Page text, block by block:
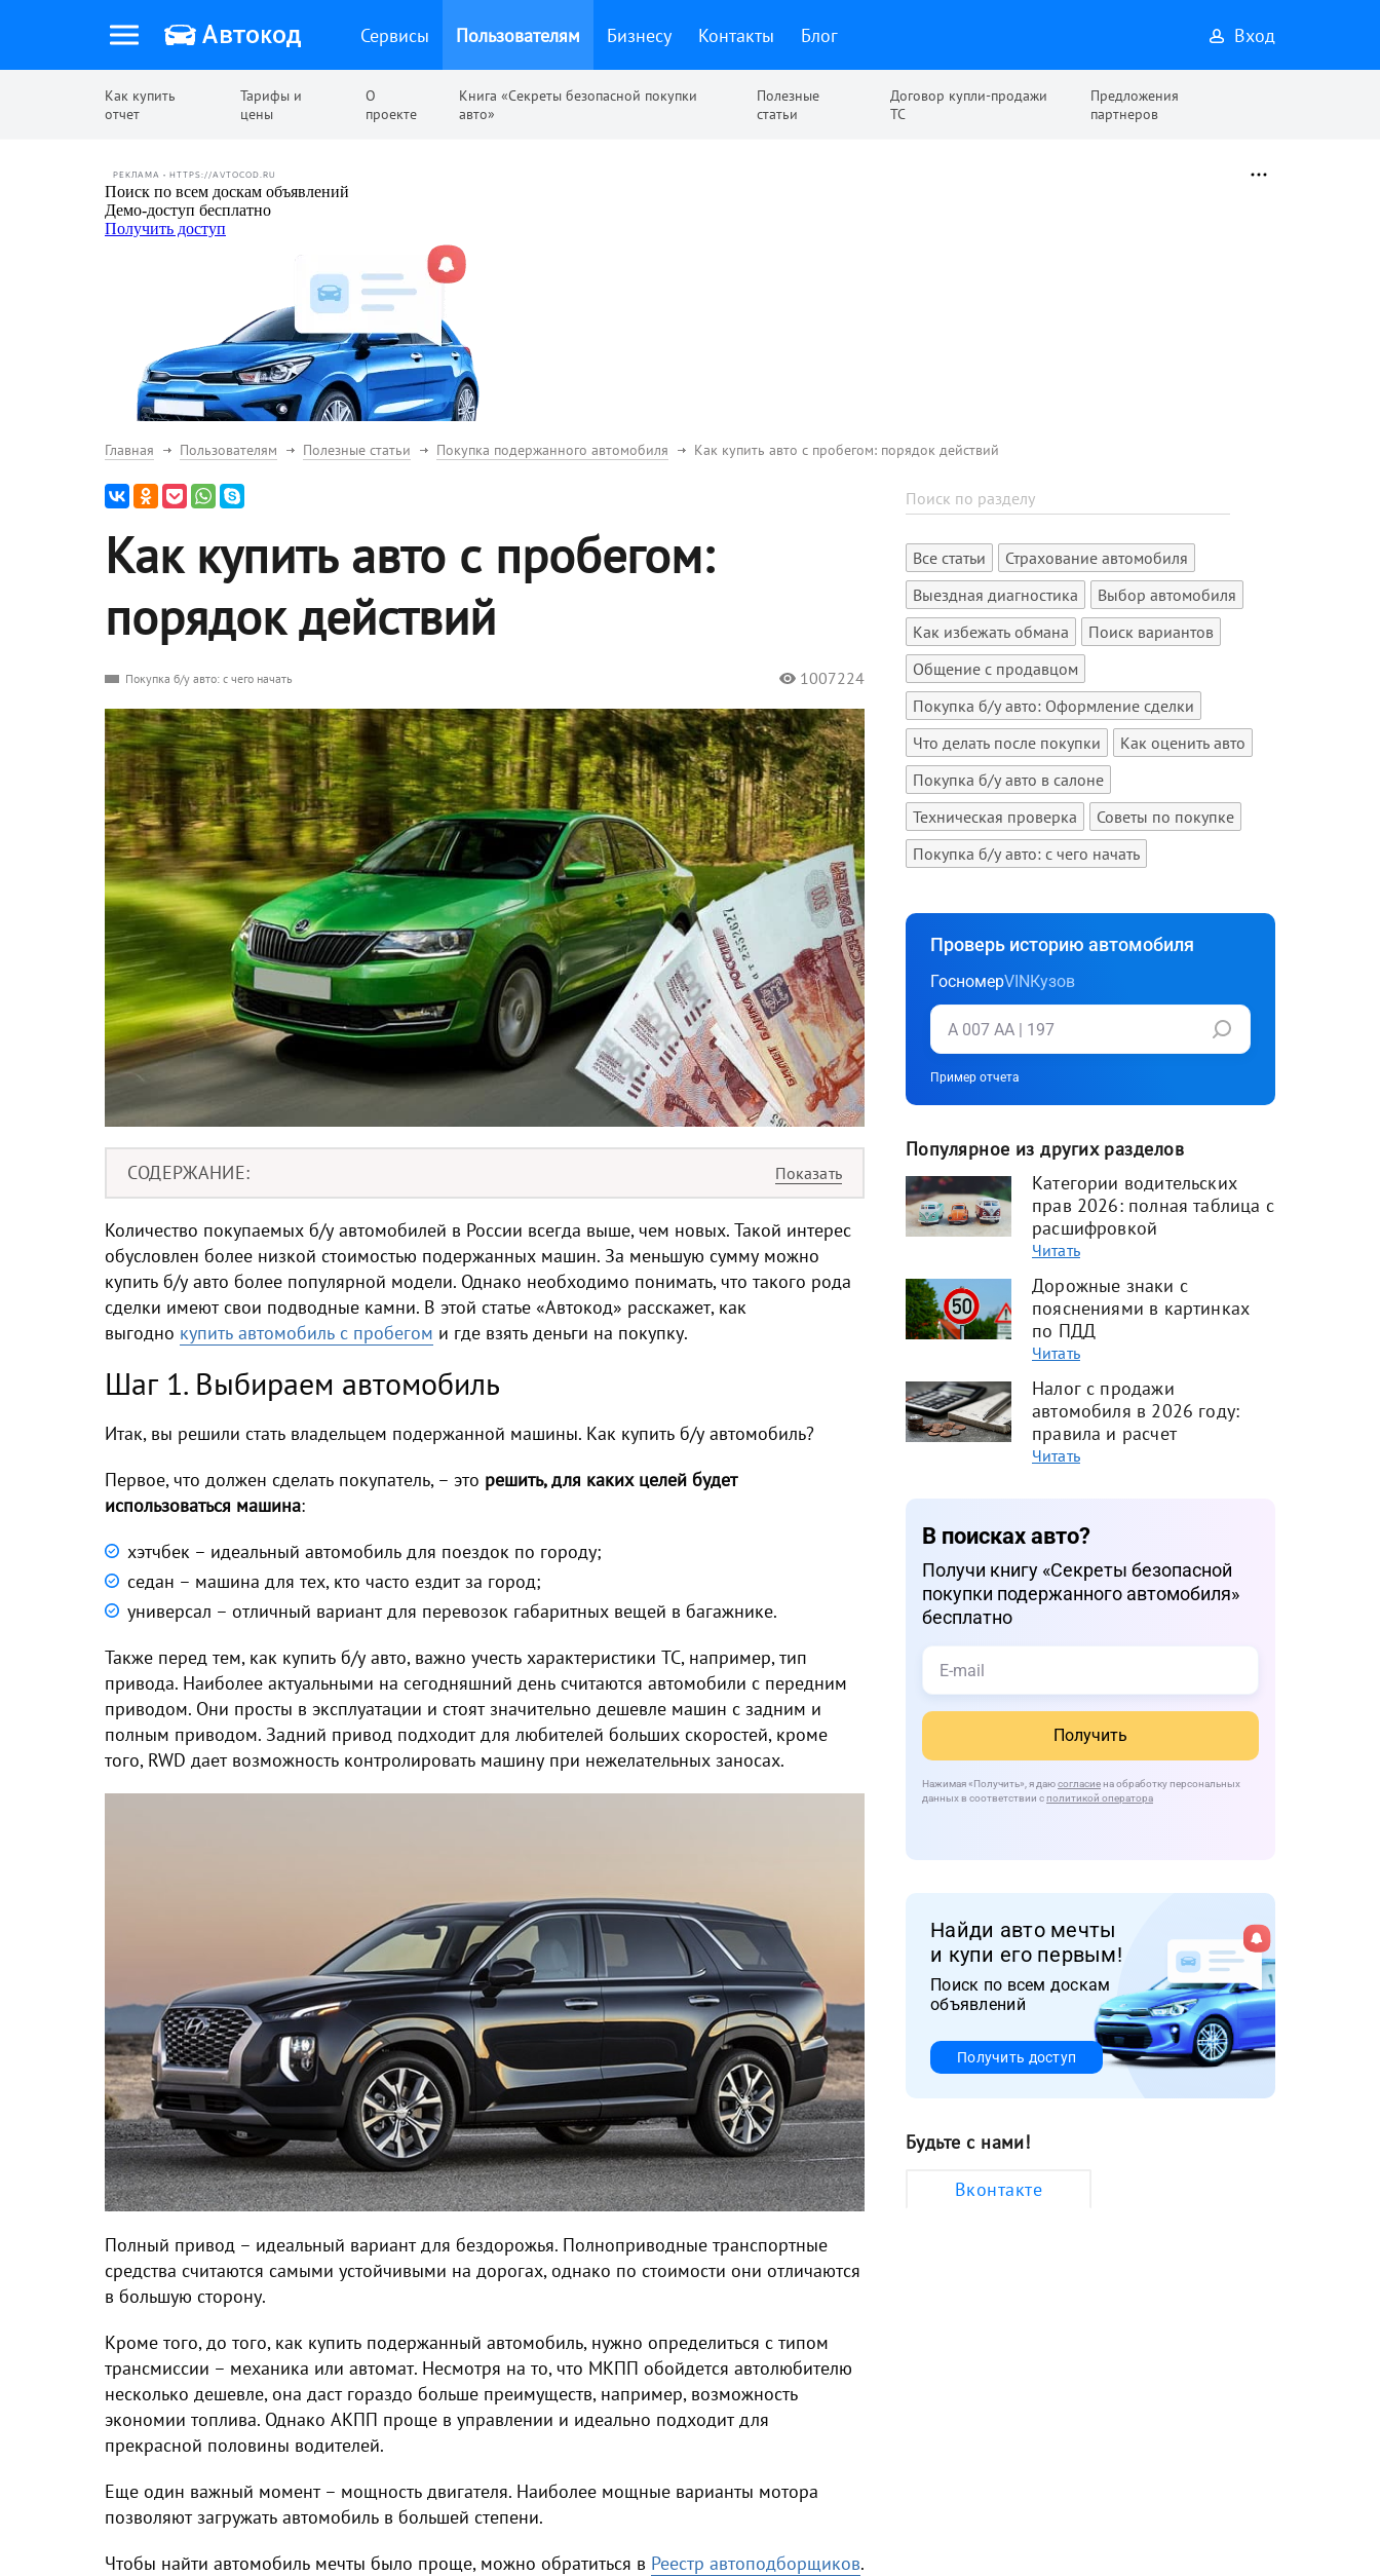
Сервисы Пользователям Бизнесу Контакты Блог Вход
Как купить
отчет
Тарифы и
цены
О
проекте
Книга «Секреты безопасной покупки
авто»
Полезные
статьи
Договор купли-продажи
ТС
Предложения
партнеров
РЕКЛАМА • HTTPS://AVTOCOD.RU
Главная Пользователям Полезные статьи Покупка подержанного автомобиля Как купить авто с пробегом: порядок действий
Как купить авто с пробегом:
порядок действий
Покупка б/у авто: с чего начать 1007224
СОДЕРЖАНИЕ
Количество покупаемых б/у автомобилей в России всегда выше, чем новых. Такой интерес
обусловлен более низкой стоимостью подержанных машин. За меньшую сумму можно
купить б/у авто более популярной модели. Однако необходимо понимать, что такого рода
сделки имеют свои подводные камни. В этой статье «Автокод» расскажет, как
выгодно купить автомобиль с пробегом и где взять деньги на покупку.
Шаг 1. Выбираем автомобиль
Итак, вы решили стать владельцем подержанной машины. Как купить б/у автомобиль?
Первое, что должен сделать покупатель, – это решить, для каких целей будет
использоваться машина:
хэтчбек – идеальный автомобиль для поездок по городу;
седан – машина для тех, кто часто ездит за город;
универсал – отличный вариант для перевозок габаритных вещей в багажнике.
Также перед тем, как купить б/у авто, важно учесть характеристики ТС, например, тип
привода. Наиболее актуальными на сегодняшний день считаются автомобили с передним
приводом. Они просты в эксплуатации и стоят значительно дешевле машин с задним и
полным приводом. Задний привод подходит для любителей больших скоростей, кроме
того, RWD дает возможность контролировать машину при нежелательных заносах.
Полный привод – идеальный вариант для бездорожья. Полноприводные транспортные
средства считаются самыми устойчивыми на дорогах, однако по стоимости они отличаются
в большую сторону.
Кроме того, до того, как купить подержанный автомобиль, нужно определиться с типом
трансмиссии – механика или автомат. Несмотря на то, что МКПП обойдется автолюбителю
несколько дешевле, она даст гораздо больше преимуществ, например, возможность
экономии топлива. Однако АКПП проще в управлении и идеально подходит для
прекрасной половины водителей.
Еще один важный момент – мощность двигателя. Наиболее мощные варианты мотора
позволяют загружать автомобиль в большей степени.
Чтобы найти автомобиль мечты было проще, можно обратиться в Реестр автоподборщиков.
Все статьи
Страхование автомобиля
Выездная диагностика
Выбор автомобиля
Как избежать обмана
Поиск вариантов
Общение с продавцом
Покупка б/у авто: Оформление сделки
Что делать после покупки
Как оценить авто
Покупка б/у авто в салоне
Техническая проверка
Советы по покупке
Покупка б/у авто: с чего начать
Проверь историю автомобиля
ГосномерVINКузов
Пример отчета
Популярное из других разделов
Категории водительских
прав 2026: полная таблица с
расшифровкой
Читать
Дорожные знаки с
пояснениями в картинках
по ПДД
Читать
Налог с продажи
автомобиля в 2026 году:
правила и расчет
Читать
В поисках авто?
Получи книгу «Cекреты безопасной
покупки подержанного автомобиля»
бесплатно
Получить
Нажимая «Получить» , я даюсогласиена обработку персональных
данных в соответствии сполитикой оператора
Найди авто мечты
и купи его первым!
Поиск по всем доскам
объявлений
Получить доступ
Будьте с нами!
Вконтакте